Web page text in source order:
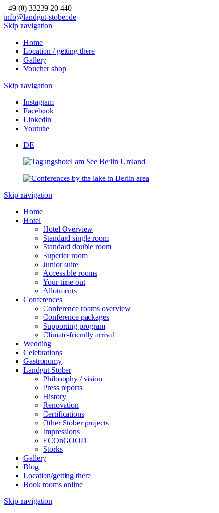
+49 (0) 33239 20 440
info@landgut-stober.de
Skip navigation
Home
Location / getting there
Gallery
Voucher shop
Skip navigation
Instagram
Facebook
Linkedin
Youtube
DE
Skip navigation
Home
Hotel
Hotel Overview
Standard single room
Standard double room
Superior room
Junior suite
Accessible rooms
Your time out
Allotments
Conferences
Conference rooms overview
Conference packages
Supporting program
Climate-friendly arrival
Wedding
Celebrations
Gastronomy
Landgut Stober
Philosophy / vision
Press reports
History
Renovation
Certifications
Other Stober projects
Impressions
ECOnGOOD
Storks
Gallery
Blog
Location/getting there
Book rooms online
Skip navigation